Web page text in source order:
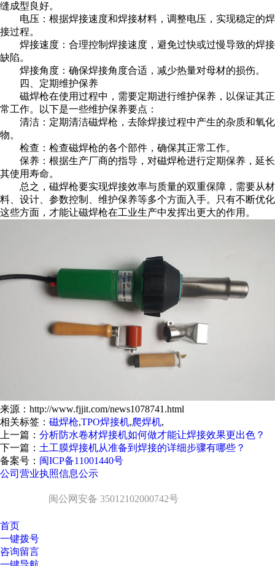
缝成型良好。
电压：根据焊接速度和焊接材料，调整电压，实现稳定的焊
接过程。
焊接速度：合理控制焊接速度，避免过快或过慢导致的焊接
缺陷。
焊接角度：确保焊接角度合适，减少热量对母材的损伤。
四、定期维护保养
磁焊枪在使用过程中，需要定期进行维护保养，以保证其正
常工作。以下是一些维护保养要点：
清洁：定期清洁磁焊枪，去除焊接过程中产生的杂质和氧化
物。
检查：检查磁焊枪的各个部件，确保其正常工作。
保养：根据生产厂商的指导，对磁焊枪进行定期保养，延长
其使用寿命。
总之，磁焊枪要实现焊接效率与质量的双重保障，需要从材
料、设计、参数控制、维护保养等多个方面入手。只有不断优化
这些方面，才能让磁焊枪在工业生产中发挥出更大的作用。
来源：http://www.fjjit.com/news1078741.html
相关标签： 磁焊枪,TPO焊接机,爬焊机,
上一篇： 分析防水卷材焊接机如何做才能让焊接效果更出色？
下一篇： 土工膜焊接机从准备到焊接的详细步骤有哪些？
备案号： 闽ICP备11001440号
公司营业执照信息公示
闽公网安备 35012102000742号
首页
一键拨号
咨询留言